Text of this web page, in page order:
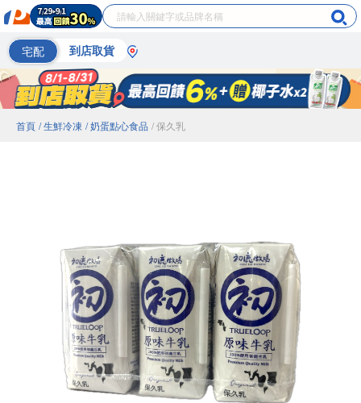
宅配 到店取貨
首頁 / 生鮮冷凍 / 奶蛋點心食品 / 保久乳